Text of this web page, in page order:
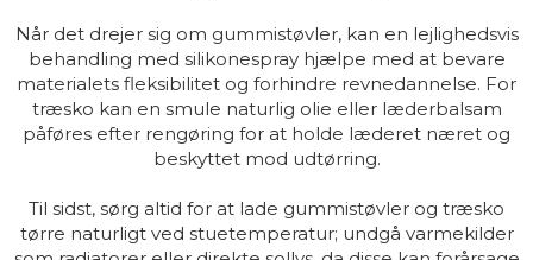
Når det drejer sig om gummistøvler, kan en lejlighedsvis
behandling med silikonespray hjælpe med at bevare
materialets fleksibilitet og forhindre revnedannelse. For
træsko kan en smule naturlig olie eller læderbalsam
påføres efter rengøring for at holde læderet næret og
beskyttet mod udtørring.
Til sidst, sørg altid for at lade gummistøvler og træsko
tørre naturligt ved stuetemperatur; undgå varmekilder